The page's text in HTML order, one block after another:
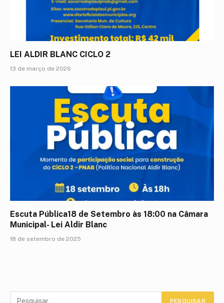
LEI ALDIR BLANC CICLO 2
13 de março de 2026
Escuta Pública18 de Setembro às 18:00 na Câmara
Municipal- Lei Aldir Blanc
18 de setembro de 2025